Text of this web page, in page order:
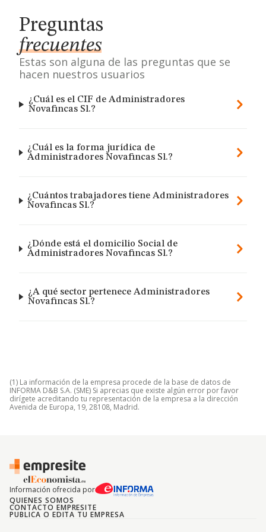
Preguntas
frecuentes
Estas son alguna de las preguntas que se
hacen nuestros usuarios
¿Cuál es el CIF de Administradores
Novafincas Sl.?
¿Cuál es la forma jurídica de
Administradores Novafincas Sl.?
¿Cuántos trabajadores tiene Administradores
Novafincas Sl.?
¿Dónde está el domicilio Social de
Administradores Novafincas Sl.?
¿A qué sector pertenece Administradores
Novafincas Sl.?
(1) La información de la empresa procede de la base de datos de
INFORMA D&B S.A. (SME) Si aprecias que existe algún error por favor
dirígete acreditando tu representación de la empresa a la dirección
Avenida de Europa, 19, 28108, Madrid.
Información ofrecida por
QUIENES SOMOS
CONTACTO EMPRESITE
PUBLICA O EDITA TU EMPRESA